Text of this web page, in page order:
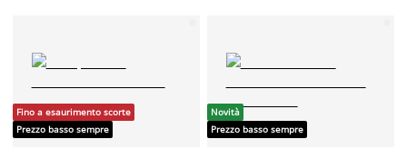
Fino a esaurimento scorte
Prezzo basso sempre
Novità
Prezzo basso sempre